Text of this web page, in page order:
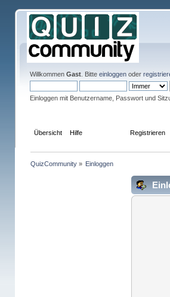
Willkommen Gast. Bitte einloggenoder
Einloggen mit Benutzername, Passwort und
Übersicht Hilfe Registrieren
QuizCommunity» Einloggen